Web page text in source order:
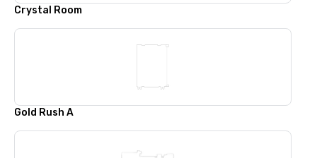
Crystal Room
Gold Rush A